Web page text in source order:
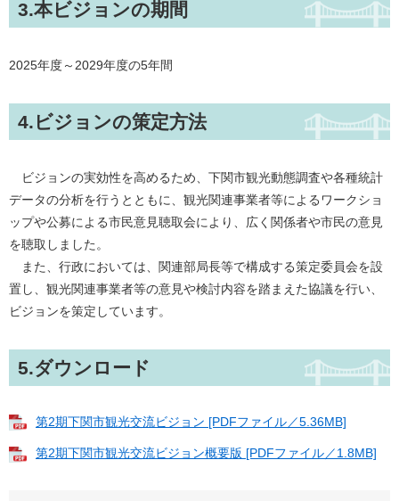
3.本ビジョンの期間
2025年度～2029年度の5年間
4.ビジョンの策定方法
ビジョンの実効性を高めるため、下関市観光動態調査や各種統計
データの分析を行うとともに、観光関連事業者等によるワークショ
ップや公募による市民意見聴取会により、広く関係者や市民の意見
を聴取しました。
また、行政においては、関連部局長等で構成する策定委員会を設
置し、観光関連事業者等の意見や検討内容を踏まえた協議を行い、
ビジョンを策定しています。
5.ダウンロード
第2期下関市観光交流ビジョン [PDFファイル／5.36MB]
第2期下関市観光交流ビジョン概要版 [PDFファイル／1.8MB]